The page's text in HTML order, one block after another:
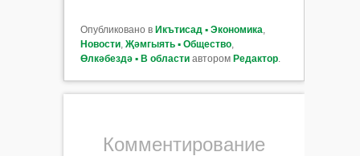
Опубликовано в Икътисад ▪ Экономика,
Новости, Җәмгыять ▪ Общество,
Өлкәбездә ▪ В областиавтором Редактор.
Комментирование